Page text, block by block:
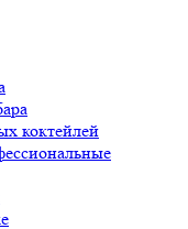
коктейлей